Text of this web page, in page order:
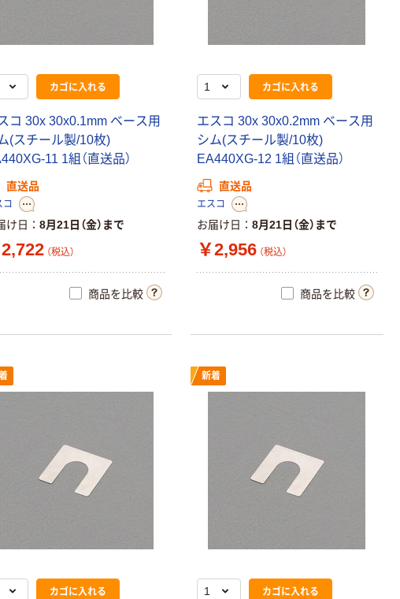
カゴに入れる
コ 30x 30x0.1mm ベース用
(スチール製/10枚)
11 1組（直送品）
直送品
コ
け日 8月21日（金）まで
（税込）
商品を比較
カゴに入れる
エスコ 30x 30x0.2mm ベース用
シム(スチール製/10枚)
EA440XG-12 1組（直送品）
直送品
エスコ
お届け日 8月21日（金）まで
￥2,956 （税込）
商品を比較
カゴに入れる
新着
カゴに入れる